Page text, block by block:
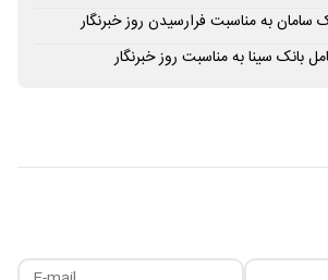
سامان به مناسبت فرارسیدن روز خبرنگار
بانک سینا به مناسبت روز خبرنگار